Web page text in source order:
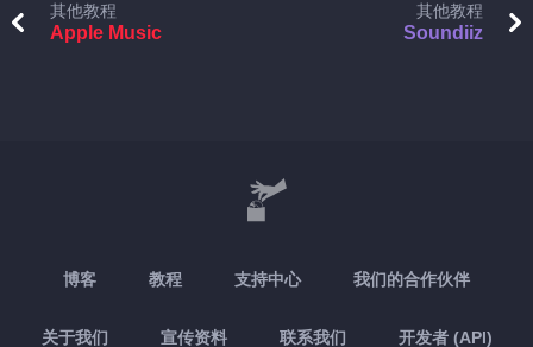
其他教程
Apple Music
其他教程
Soundiiz
博客 教程 支持中心 我们的合作伙伴
关于我们 宣传资料 联系我们 开发者 (API)